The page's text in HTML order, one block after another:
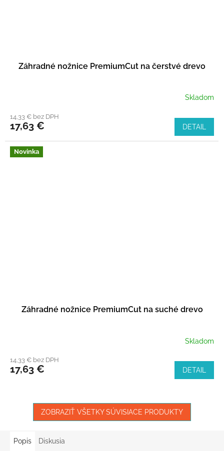
Záhradné nožnice PremiumCut na čerstvé drevo
Skladom
14,33 € bez DPH
17,63 € DETAIL
Novinka
Záhradné nožnice PremiumCut na suché drevo
Skladom
14,33 € bez DPH
17,63 € DETAIL
ZOBRAZIŤ VŠETKY SÚVISIACE PRODUKTY
Popis Diskusia